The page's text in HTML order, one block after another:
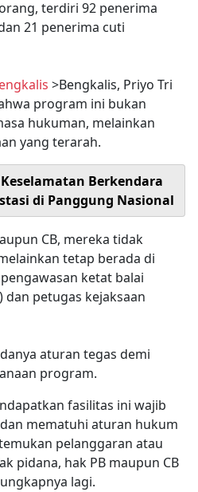
terdiri 92 penerima
21 penerima cuti
>Bengkalis, Priyo Tri
program ini bukan
hukuman, melainkan
yang terarah.
Berkendara
di Panggung Nasional
CB, mereka tidak
tetap berada di
ketat balai
dan petugas kejaksaan
aturan tegas demi
program.
fasilitas ini wajib
mematuhi aturan hukum
pelanggaran atau
pidana, hak PB maupun CB
lagi.